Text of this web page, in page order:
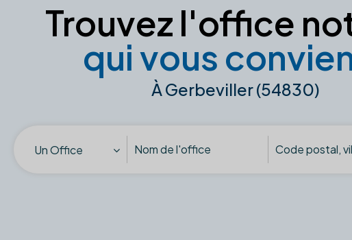
Trouvez l'office
qui vous
À Gerbeviller (54830)
Un Office